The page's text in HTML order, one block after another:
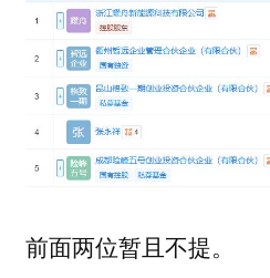
前面两位暂且不提。